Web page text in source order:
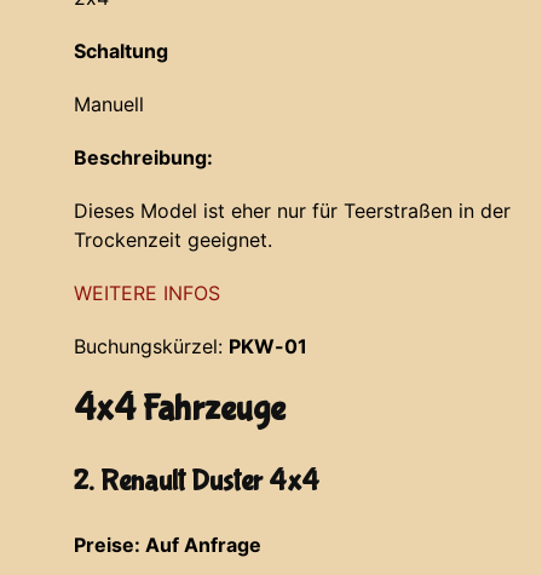
Schaltung
Manuell
Beschreibung:
Dieses Model ist eher nur für Teerstraßen in der
Trockenzeit geeignet.
WEITERE INFOS
Buchungskürzel: PKW-01
4x4 Fahrzeuge
2. Renault Duster 4x4
Preise: Auf Anfrage